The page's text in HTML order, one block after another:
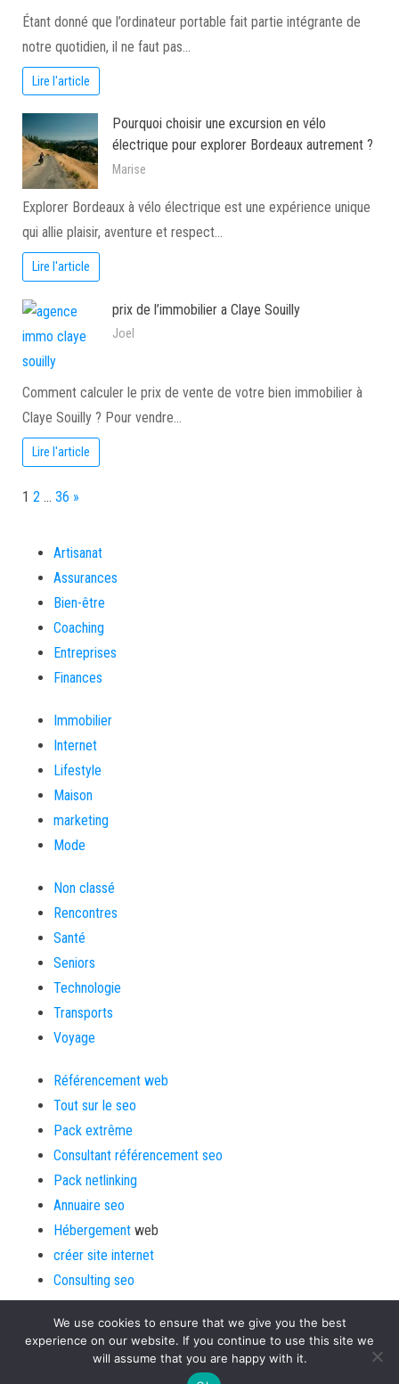
Étant donné que l’ordinateur portable fait partie intégrante de
notre quotidien, il ne faut pas…
Lire l'article
Pourquoi choisir une excursion en vélo
électrique pour explorer Bordeaux autrement ?
Marise
Explorer Bordeaux à vélo électrique est une expérience unique
qui allie plaisir, aventure et respect…
Lire l'article
prix de l’immobilier a Claye Souilly
Joel
Comment calculer le prix de vente de votre bien immobilier à
Claye Souilly ? Pour vendre…
Lire l'article
Page:
1 2 … 36 Next
»
Artisanat
Assurances
Bien-être
Coaching
Entreprises
Finances
Immobilier
Internet
Lifestyle
Maison
marketing
Mode
Non classé
Rencontres
Santé
Seniors
Technologie
Transports
Voyage
Référencement web
Tout sur le seo
Pack extrême
Consultant référencement seo
Pack netlinking
Annuaire seo
Hébergement web
créer site internet
Consulting seo
Aide aux webmasters
We use cookies to ensure that we give you the best
experience on our website. If you continue to use this site we
will assume that you are happy with it.